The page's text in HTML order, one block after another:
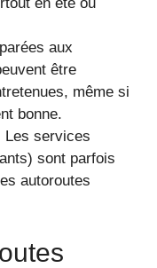
en été ou
aux
être
même si
bonne.
Les services
sont parfois
autoroutes